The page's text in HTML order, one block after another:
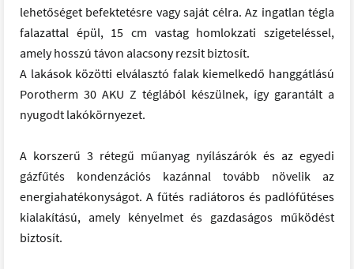
lehetőséget befektetésre vagy saját célra. Az ingatlan tégla
falazattal épül, 15 cm vastag homlokzati szigeteléssel,
amely hosszú távon alacsony rezsit biztosít.
A lakások közötti elválasztó falak kiemelkedő hanggátlású
Porotherm 30 AKU Z téglából készülnek, így garantált a
nyugodt lakókörnyezet.
A korszerű 3 rétegű műanyag nyílászárók és az egyedi
gázfűtés kondenzációs kazánnal tovább növelik az
energiahatékonyságot. A fűtés radiátoros és padlófűtéses
kialakítású, amely kényelmet és gazdaságos működést
biztosít.